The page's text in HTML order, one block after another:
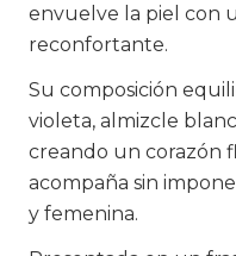
envuelve la piel con
reconfortante.
Su composición
violeta, almizcle
creando un corazón
acompaña sin
y femenina.